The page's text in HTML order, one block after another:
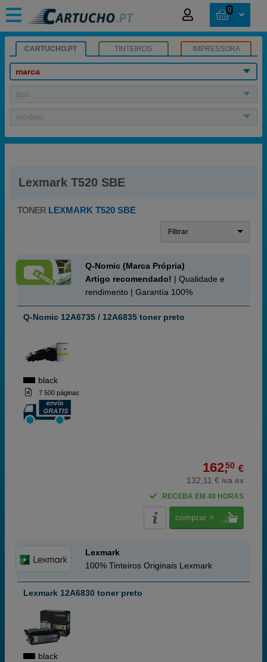
0
CARTUCHO.PT TINTEIROS IMPRESSORA
marca
tipo
modelo
Lexmark T520 SBE
TONER LEXMARK T520 SBE
Filtrar
Q-Nomic (Marca Própria)
Artigo recomendado! | Qualidade e
rendimento | Garantía 100%
Q-Nomic 12A6735 / 12A6835 toner preto
black
7 500 páginas
162,50 €
132,11 € iva ex
RECEBA EM 48 HORAS
comprar >
Lexmark
100% Tinteiros Originais Lexmark
Lexmark 12A6830 toner preto
black